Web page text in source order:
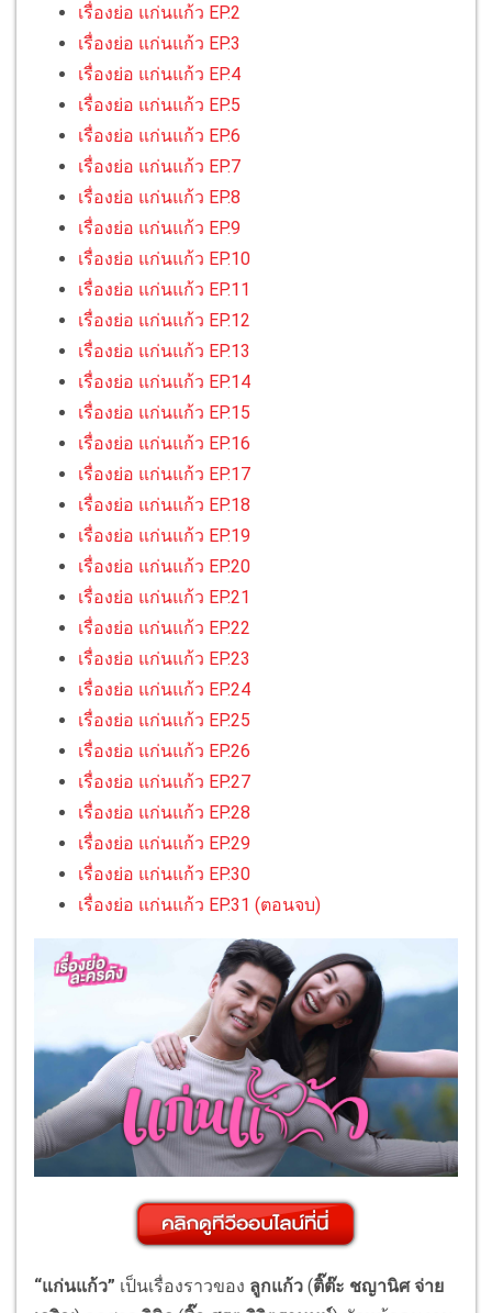
เรื่องย่อ แก่นแก้ว EP.2
เรื่องย่อ แก่นแก้ว EP.3
เรื่องย่อ แก่นแก้ว EP.4
เรื่องย่อ แก่นแก้ว EP.5
เรื่องย่อ แก่นแก้ว EP.6
เรื่องย่อ แก่นแก้ว EP.7
เรื่องย่อ แก่นแก้ว EP.8
เรื่องย่อ แก่นแก้ว EP.9
เรื่องย่อ แก่นแก้ว EP.10
เรื่องย่อ แก่นแก้ว EP.11
เรื่องย่อ แก่นแก้ว EP.12
เรื่องย่อ แก่นแก้ว EP.13
เรื่องย่อ แก่นแก้ว EP.14
เรื่องย่อ แก่นแก้ว EP.15
เรื่องย่อ แก่นแก้ว EP.16
เรื่องย่อ แก่นแก้ว EP.17
เรื่องย่อ แก่นแก้ว EP.18
เรื่องย่อ แก่นแก้ว EP.19
เรื่องย่อ แก่นแก้ว EP.20
เรื่องย่อ แก่นแก้ว EP.21
เรื่องย่อ แก่นแก้ว EP.22
เรื่องย่อ แก่นแก้ว EP.23
เรื่องย่อ แก่นแก้ว EP.24
เรื่องย่อ แก่นแก้ว EP.25
เรื่องย่อ แก่นแก้ว EP.26
เรื่องย่อ แก่นแก้ว EP.27
เรื่องย่อ แก่นแก้ว EP.28
เรื่องย่อ แก่นแก้ว EP.29
เรื่องย่อ แก่นแก้ว EP.30
เรื่องย่อ แก่นแก้ว EP.31 (ตอนจบ)
“แก่นแก้ว” เป็นเรื่องราวของ ลูกแก้ว (ติ๊ต๊ะ ชญานิศ จ่าย